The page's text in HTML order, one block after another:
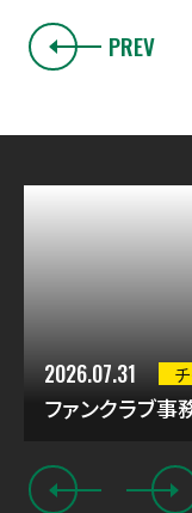
PREV
2026.07.31
ファンクラブ